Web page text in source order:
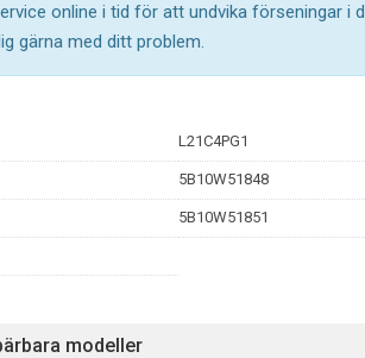
online i tid för att undvika förseningar i
gärna med ditt problem.
L21C4PG1
5B10W51848
5B10W51851
modeller